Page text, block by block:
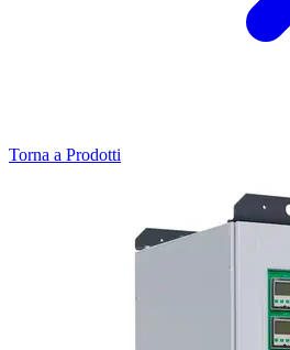
Torna a Prodotti